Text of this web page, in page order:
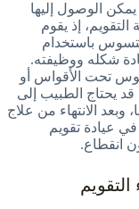
الوصول إليها
إذ يقوم
باستخدام
شكله ووظيفته.
تحت الأقواس أو
يحتاج الطبيب إلى
وبعد الانتهاء من علاج
عيادة تقويم
انقطاع.